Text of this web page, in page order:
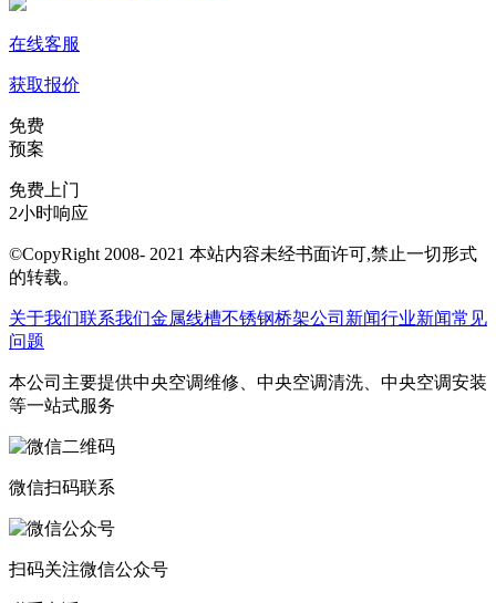
在线客服
获取报价
免费
预案
免费上门
2小时响应
©CopyRight 2008- 2021 本站内容未经书面许可,禁止一切形式
的转载。
关于我们联系我们金属线槽不锈钢桥架公司新闻行业新闻常见
问题
本公司主要提供中央空调维修、中央空调清洗、中央空调安装
等一站式服务
微信扫码联系
扫码关注微信公众号